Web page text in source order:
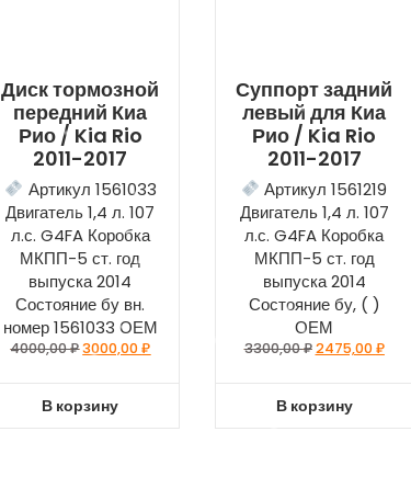
Диск тормозной
передний Киа
Рио / Kia Rio
2011-2017
Артикул 1561033
Двигатель 1,4 л. 107
л.с. G4FA Коробка
МКПП-5 ст. год
выпуска 2014
Состояние бу вн.
номер 1561033 ОЕМ
4000,00₽3000,00₽
В корзину
Суппорт задний
левый для Киа
Рио / Kia Rio
2011-2017
Артикул 1561219
Двигатель 1,4 л. 107
л.с. G4FA Коробка
МКПП-5 ст. год
выпуска 2014
Состояние бу, ( )
ОЕМ
3300,00₽2475,00₽
В корзину